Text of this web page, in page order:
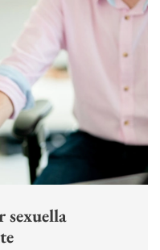
sexuella